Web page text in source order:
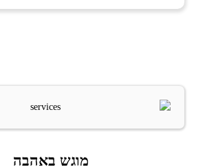
מוגש באהבה